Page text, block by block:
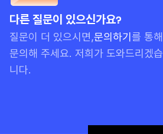
니다.
다른 질문이 있으신가요?
질문이 더 있으시면,문의하기 를 통해
문의해 주세요. 저희가 도와드리겠습
니다.